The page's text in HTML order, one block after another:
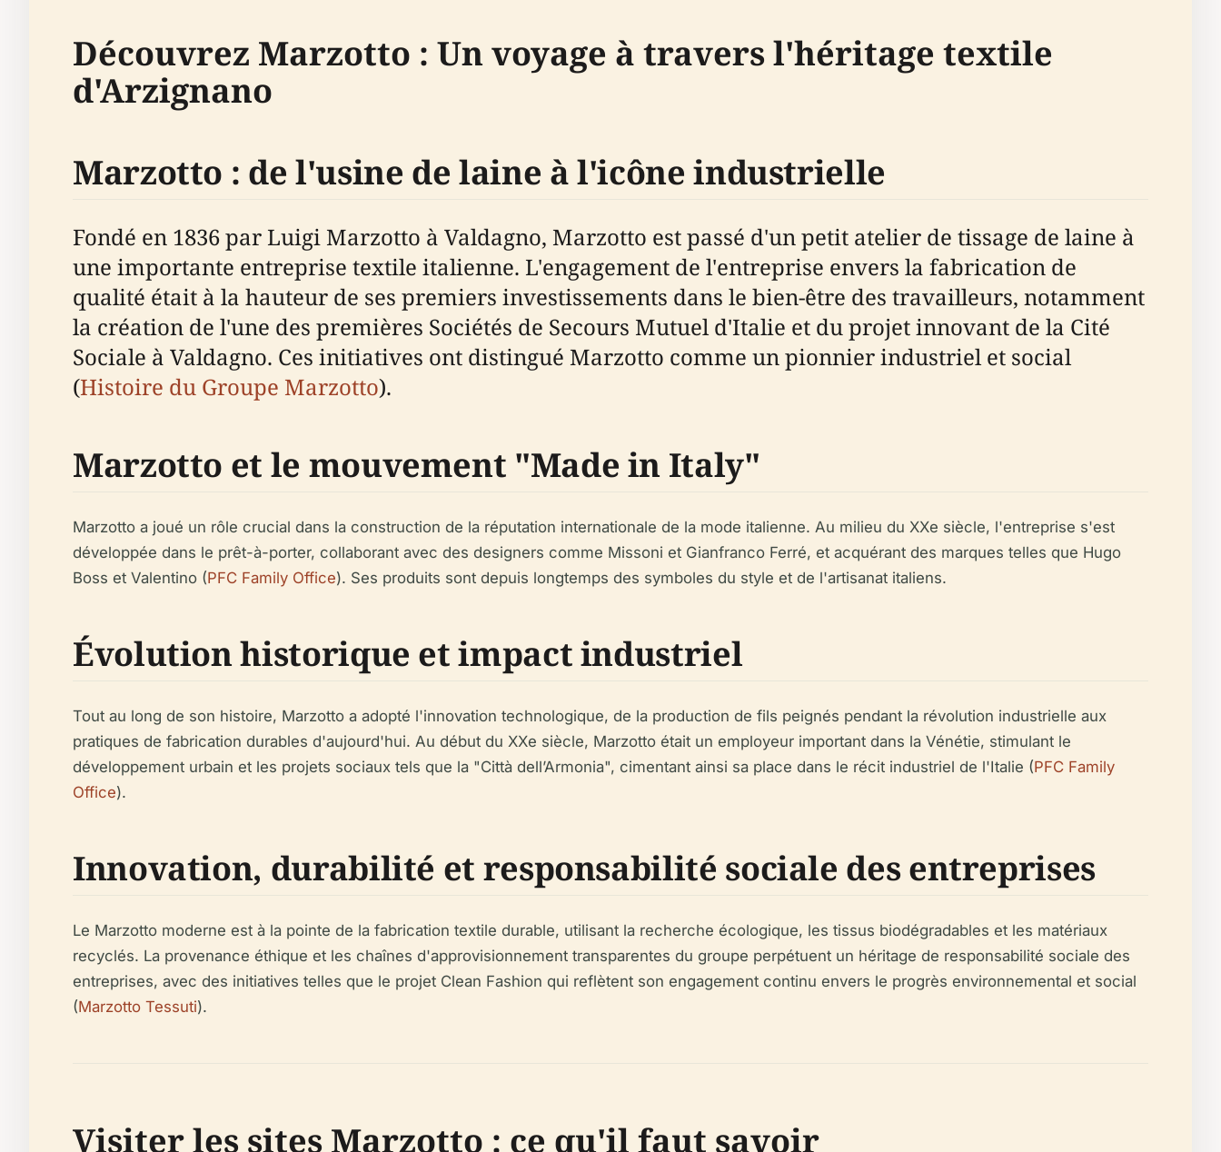
Découvrez Marzotto : Un voyage à travers l'héritage textile
d'Arzignano
Marzotto : de l'usine de laine à l'icône industrielle
Fondé en 1836 par Luigi Marzotto à Valdagno, Marzotto est passé d'un petit atelier de tissage de laine à
une importante entreprise textile italienne. L'engagement de l'entreprise envers la fabrication de
qualité était à la hauteur de ses premiers investissements dans le bien-être des travailleurs, notamment
la création de l'une des premières Sociétés de Secours Mutuel d'Italie et du projet innovant de la Cité
Sociale à Valdagno. Ces initiatives ont distingué Marzotto comme un pionnier industriel et social
(Histoire du Groupe Marzotto).
Marzotto et le mouvement "Made in Italy"
Marzotto a joué un rôle crucial dans la construction de la réputation internationale de la mode italienne. Au milieu du XXe siècle, l'entreprise s'est
développée dans le prêt-à-porter, collaborant avec des designers comme Missoni et Gianfranco Ferré, et acquérant des marques telles que Hugo
Boss et Valentino (PFC Family Office). Ses produits sont depuis longtemps des symboles du style et de l'artisanat italiens.
Évolution historique et impact industriel
Tout au long de son histoire, Marzotto a adopté l'innovation technologique, de la production de fils peignés pendant la révolution industrielle aux
pratiques de fabrication durables d'aujourd'hui. Au début du XXe siècle, Marzotto était un employeur important dans la Vénétie, stimulant le
développement urbain et les projets sociaux tels que la "Città dell’Armonia", cimentant ainsi sa place dans le récit industriel de l'Italie (PFC Family
Office).
Innovation, durabilité et responsabilité sociale des entreprises
Le Marzotto moderne est à la pointe de la fabrication textile durable, utilisant la recherche écologique, les tissus biodégradables et les matériaux
recyclés. La provenance éthique et les chaînes d'approvisionnement transparentes du groupe perpétuent un héritage de responsabilité sociale des
entreprises, avec des initiatives telles que le projet Clean Fashion qui reflètent son engagement continu envers le progrès environnemental et social
(Marzotto Tessuti).
Visiter les sites Marzotto : ce qu'il faut savoir